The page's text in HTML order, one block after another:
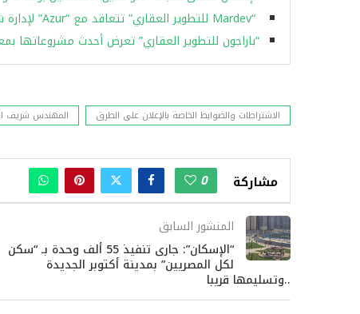
“Mardev للتطوير العقاري” تتعاقد مع “Azur” لإدارة شقق فندقية في “مينوركا الشيخ زايد” باستثمارات مليار جنيه
“باراجون للتطوير العقاري” تعرض أحدث مشروعاتها
الاشتراطات والضوابط الخاصة بالإعلان على الطرق المهندس شريف
مشاركة 0
المنشور السابق
“الإسكان”: جارى تنفيذ 55 ألف وحدة بـ “سكن
لكل المصريين” بمدينة أكتوبر الجديدة
..وتسليمها قريبا